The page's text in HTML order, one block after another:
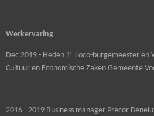
Werkervaring
Dec 2019 - Heden 1e Loco-burgemeester en
Cultuur en Economische Zaken Gemeente
2016 - 2019 Business manager Precor